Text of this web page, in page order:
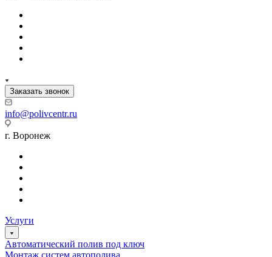
Заказать звонок
info@polivcentr.ru
г. Воронеж
Услуги
Автоматический полив под ключ
Монтаж систем автополива